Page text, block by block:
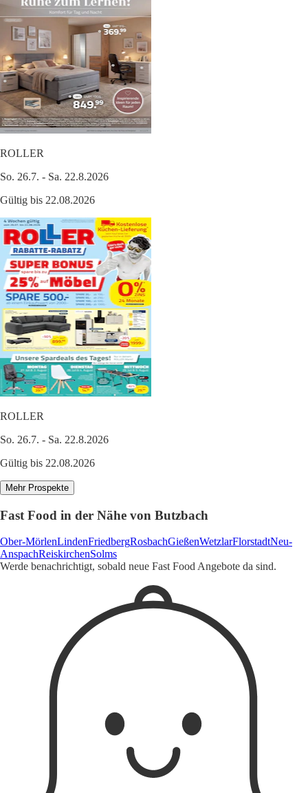
ROLLER
So. 26.7. - Sa. 22.8.2026
Gültig bis 22.08.2026
ROLLER
So. 26.7. - Sa. 22.8.2026
Gültig bis 22.08.2026
Mehr Prospekte
Fast Food in der Nähe von Butzbach
Ober-MörlenLindenFriedbergRosbachGießenWetzlarFlorstadtNeu-
AnspachReiskirchenSolms
Werde benachrichtigt, sobald neue Fast Food Angebote da sind.